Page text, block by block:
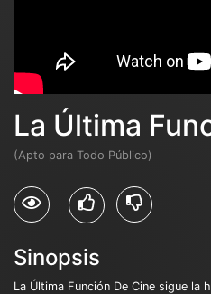
La Última
(Apto para Todo Público)
Sinopsis
La Última Función De Cine sigue la